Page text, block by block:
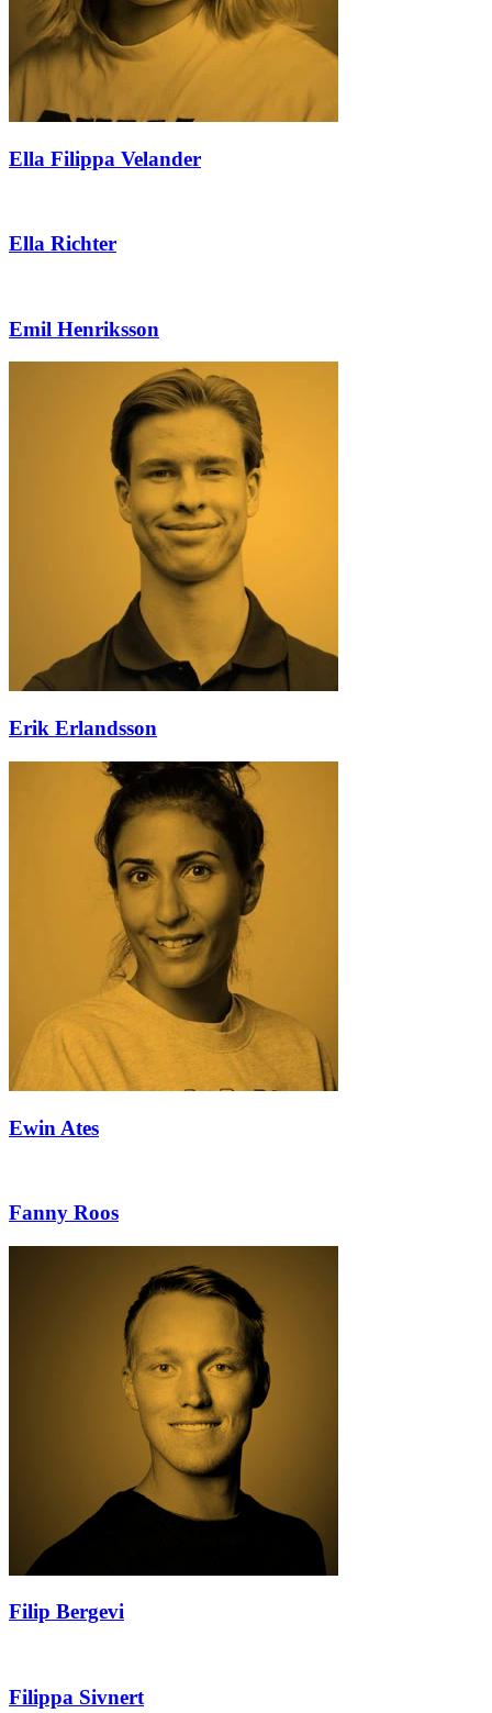
Ella Filippa Velander
Ella Richter
Emil Henriksson
Erik Erlandsson
Ewin Ates
Fanny Roos
Filip Bergevi
Filippa Sivnert